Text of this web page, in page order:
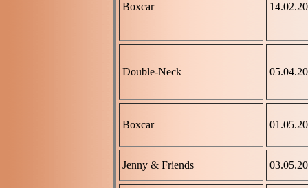
Boxcar
Double-Neck
Boxcar
Jenny & Friends